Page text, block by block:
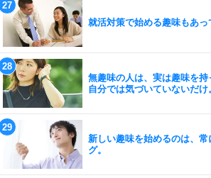
就活対策で始める趣味もあっ
無趣味の人は、実は趣味を持
自分では気づいていないだけ
新しい趣味を始めるのは、
グ。